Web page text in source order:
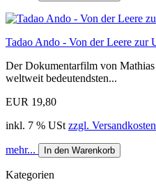
Tadao Ando - Von der Leere
Der Dokumentarfilm von
weltweit bedeutendsten...
EUR 19,80
inkl. 7 % USt zzgl. Versandkosten
mehr... In den Warenkorb
Kategorien